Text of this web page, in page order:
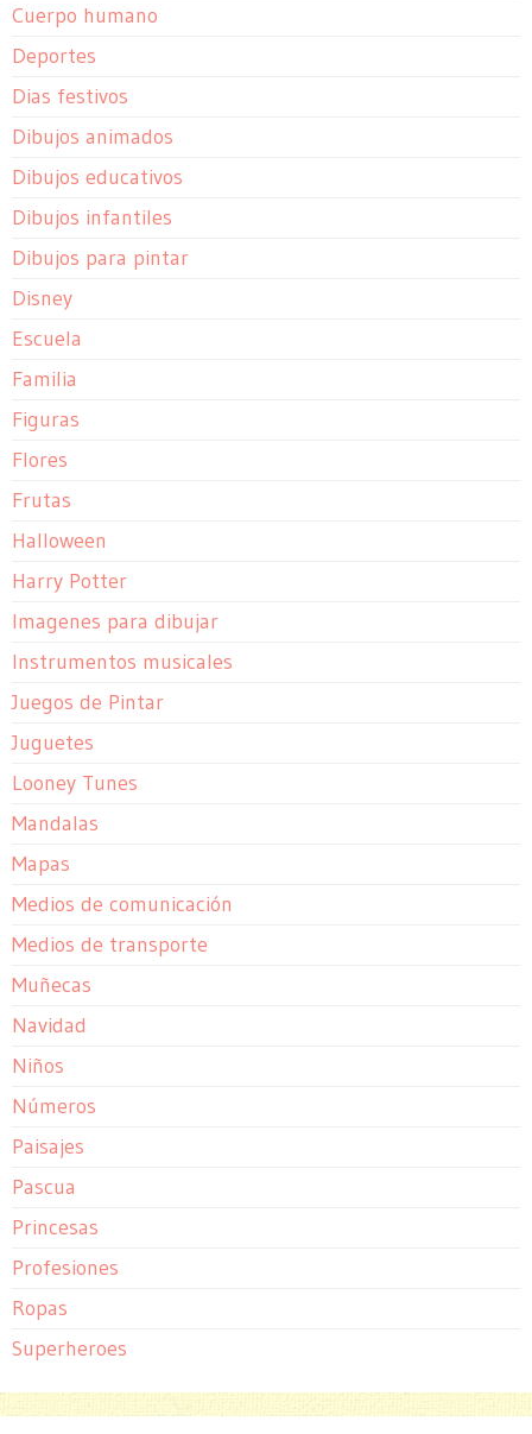
Cuerpo humano
Deportes
Dias festivos
Dibujos animados
Dibujos educativos
Dibujos infantiles
Dibujos para pintar
Disney
Escuela
Familia
Figuras
Flores
Frutas
Halloween
Harry Potter
Imagenes para dibujar
Instrumentos musicales
Juegos de Pintar
Juguetes
Looney Tunes
Mandalas
Mapas
Medios de comunicación
Medios de transporte
Muñecas
Navidad
Niños
Números
Paisajes
Pascua
Princesas
Profesiones
Ropas
Superheroes